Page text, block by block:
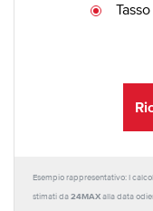
Esempio rappresentativo: I
stimati da 24MAX alla data